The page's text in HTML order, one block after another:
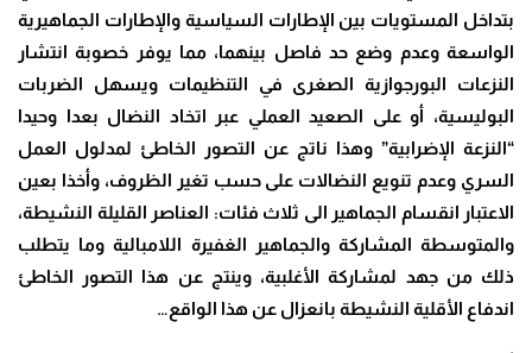
بتداخل المستويات بين الإطارات السياسية والإطارات الجماهيرية
الواسعة وعدم وضع حد فاصل بينهما، مما يوفر خصوبة انتشار
النزعات البورجوازية الصغرى في التنظيمات ويسهل الضربات
البوليسية، أو على الصعيد العملي عبر اتخاد النضال بعدا وحيدا
“النزعة الإضرابية” وهذا ناتج عن التصور الخاطئ لمدلول العمل
السري وعدم تنويع النضالات على حسب تغير الظروف، وأخذا بعين
الاعتبار انقسام الجماهير الى ثلاث فئات: العناصر القليلة النشيطة،
والمتوسطة المشاركة والجماهير الغفيرة اللامبالية وما يتطلب
ذلك من جهد لمشاركة الأغلبية، وينتج عن هذا التصور الخاطئ
اندفاع الأقلية النشيطة بانعزال عن هذا الواقع…